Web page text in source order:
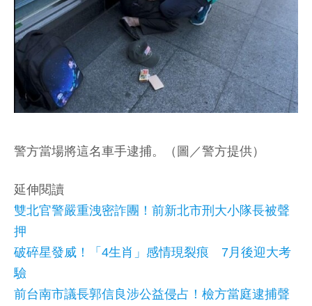
警方當場將這名車手逮捕。（圖／警方提供）
延伸閱讀
雙北官警嚴重洩密詐團！前新北市刑大小隊長被聲
押
破碎星發威！「4生肖」感情現裂痕 7月後迎大考
驗
前台南市議長郭信良涉公益侵占！檢方當庭逮捕聲